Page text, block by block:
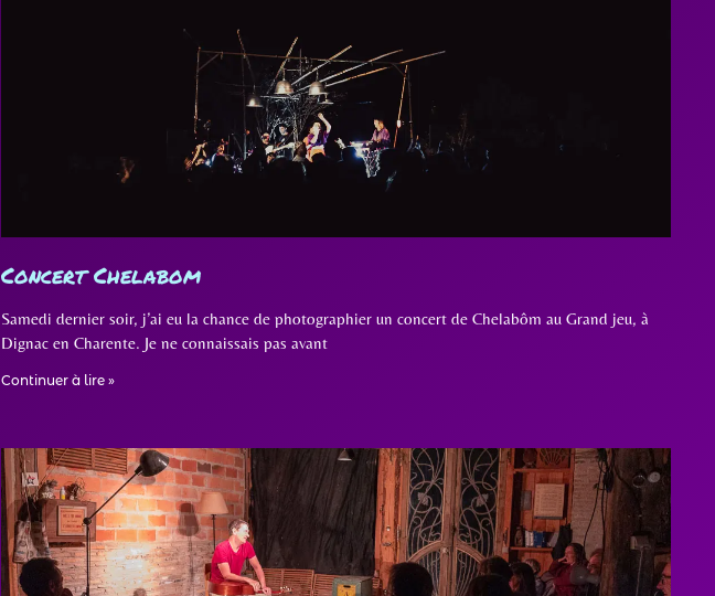
Concert Chelabom
Samedi dernier soir, j’ai eu la chance de photographier un concert de Chelabôm au Grand jeu, à
Dignac en Charente. Je ne connaissais pas avant
Continuer à lire »